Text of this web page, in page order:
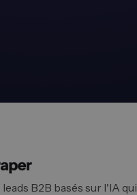
B2B basés sur l'IA qui